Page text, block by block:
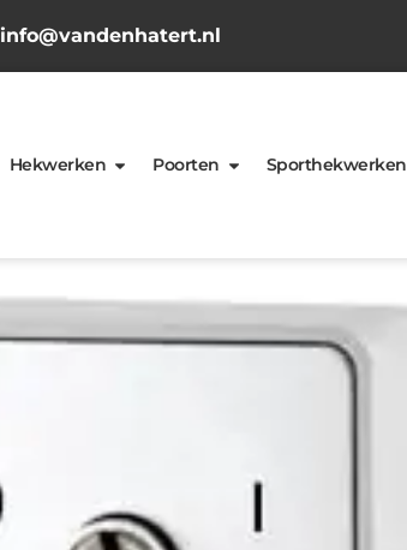
info@vandenhatert.nl
Hekwerken Poorten Sporthekwerken